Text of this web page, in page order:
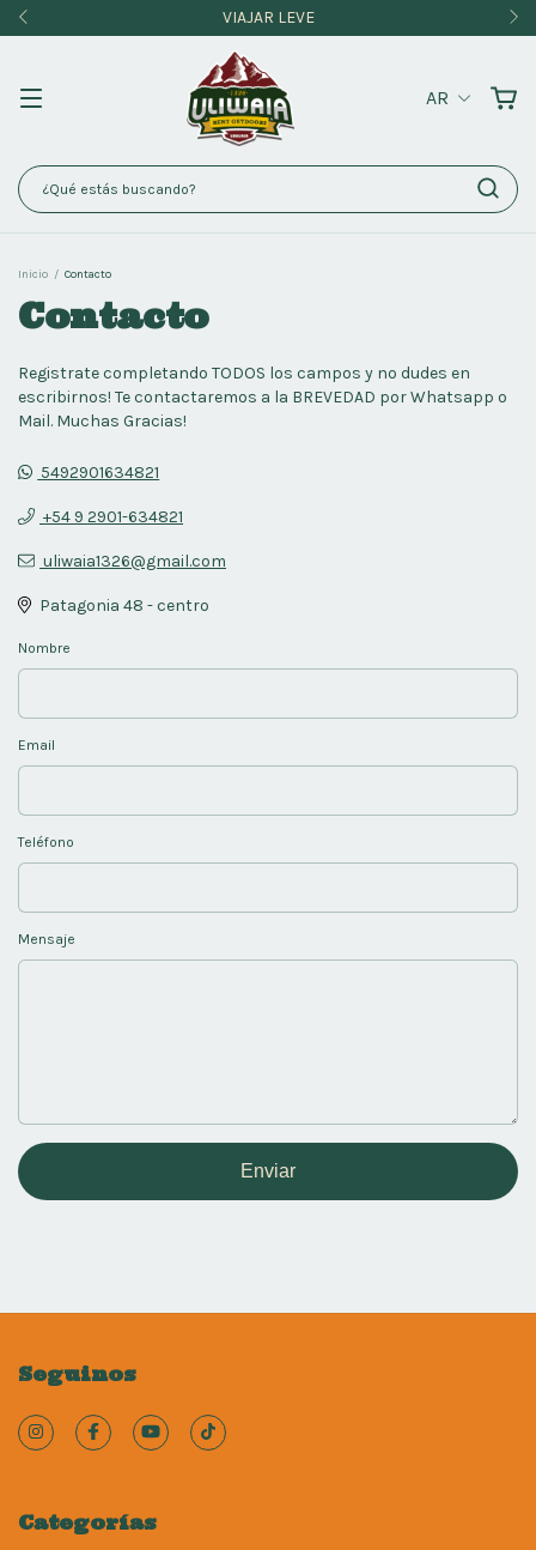
VIAJAR LEVE
AR
Inicio / Contacto
Contacto
Registrate completando TODOS los campos y no dudes en
escribirnos! Te contactaremos a la BREVEDAD por Whatsapp o
Mail. Muchas Gracias!
5492901634821
+54 9 2901-634821
uliwaia1326@gmail.com
Patagonia 48 - centro
Nombre
Email
Teléfono
Mensaje
Enviar
Seguinos
Categorías